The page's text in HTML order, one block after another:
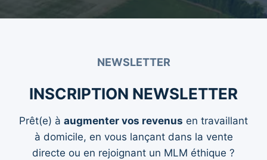
NEWSLETTER
INSCRIPTION NEWSLETTER
Prêt(e) à augmenter vos revenus en travaillant
à domicile, en vous lançant dans la vente
directe ou en rejoignant un MLM éthique ?